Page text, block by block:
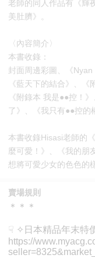
老師的同人作品有《輝
美肚臍》。
〈內容簡介〉
本書收錄：
封面周邊彩圖、《Nyan
《藍天下的結合》、《
《附錄本 我是●●控！
了》、《我只有●●控的
本書收錄Hisasi老師的
麼可愛！》、《我的朋
想將可愛少女的色色的
賣場規則